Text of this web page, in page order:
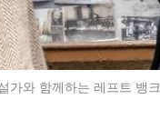
가와 함께하는 레프트 뱅